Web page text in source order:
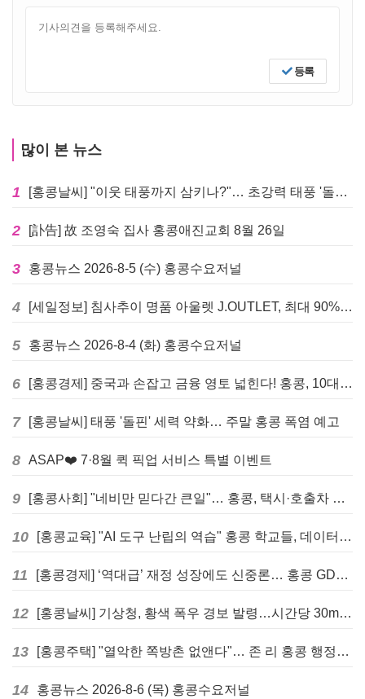
등록
많이 본 뉴스
1 [홍콩날씨] "이웃 태풍까지 삼키나?"… 초강력 태풍 '돌핀' 세력 재확장
2 [訃告] 故 조영숙 집사 홍콩애진교회 8월 26일
3 홍콩뉴스 2026-8-5 (수) 홍콩수요저널
4 [세일정보] 침사추이 명품 아울렛 J.OUTLET, 최대 90% 빅 세일 진행
5 홍콩뉴스 2026-8-4 (화) 홍콩수요저널
6 [홍콩경제] 중국과 손잡고 금융 영토 넓힌다! 홍콩, 10대 신규 정책 발표
7 [홍콩날씨] 태풍 '돌핀' 세력 약화… 주말 홍콩 폭염 예고
8 ASAP❤️ 7·8월 퀵 픽업 서비스 특별 이벤트
9 [홍콩사회] "네비만 믿다간 큰일"… 홍콩, 택시·호출차 통합 시험 도입하며 규제 본격화
10 [홍콩교육] "AI 도구 난립의 역습" 홍콩 학교들, 데이터 고립에 교육 효과 평가 비상
11 [홍콩경제] ‘역대급’ 재정 성장에도 신중론… 홍콩 GDP 전망 상향 속 “지정학적 리스크 경계”
12 [홍콩날씨] 기상청, 황색 폭우 경보 발령…시간당 30mm 이상 강우 예보
13 [홍콩주택] "열악한 쪽방촌 없앤다"… 존 리 홍콩 행정장관, 4년 내 단계적 폐지 선언
14 홍콩뉴스 2026-8-6 (목) 홍콩수요저널